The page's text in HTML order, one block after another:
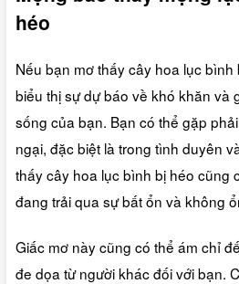
héo
Nếu bạn mơ thấy cây hoa lục
biểu thị sự dự báo về khó khăn và
sống của bạn. Bạn có thể gặp
ngại, đặc biệt là trong tình duyên
thấy cây hoa lục bình bị héo cũng
đang trải qua sự bất ổn và không
Giấc mơ này cũng có thể ám chỉ
đe dọa từ người khác đối với bạn.